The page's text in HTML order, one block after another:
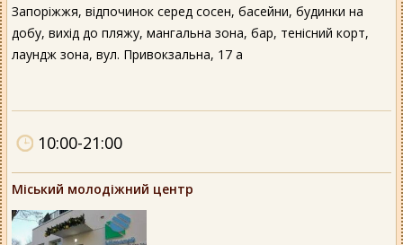
Запоріжжя, відпочинок серед сосен, басейни, будинки на
добу, вихід до пляжу, мангальна зона, бар, тенісний корт,
лаундж зона, вул. Привокзальна, 17 а
10:00-21:00
Міський молодіжний центр